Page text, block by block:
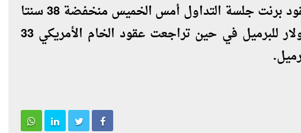
وفي الاسواق العالمية أنهت عقود برنت جلسة التداول أمس الخميس منخفضة 38 سنتا
لتسجل عند التسوية 92ر59 دولار للبرميل في حين تراجعت عقود الخام الأمريكي 33